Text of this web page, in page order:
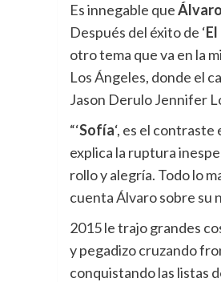
Es innegable que
Después del éxito de ‘
otro tema que va en la
Los Ángeles, donde el
Jason Derulo Jennifer
“‘Sofía‘, es el
explica la ruptura
rollo y alegría. Todo lo
cuenta Álvaro sobre su
2015 le trajo grandes
y pegadizo cruzando
conquistando las listas